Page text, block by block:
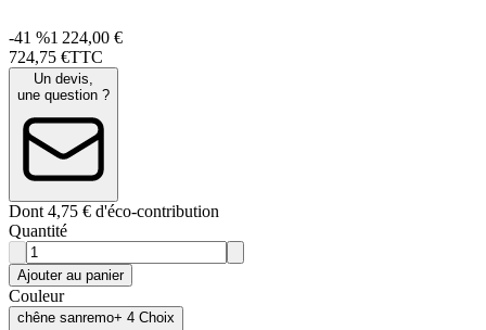
-41 %1 224,00 €
724,75 €TTC
Un devis,
une question ?
Dont 4,75 € d'éco-contribution
Quantité
Ajouter au panier
Couleur
chêne sanremo+ 4 Choix